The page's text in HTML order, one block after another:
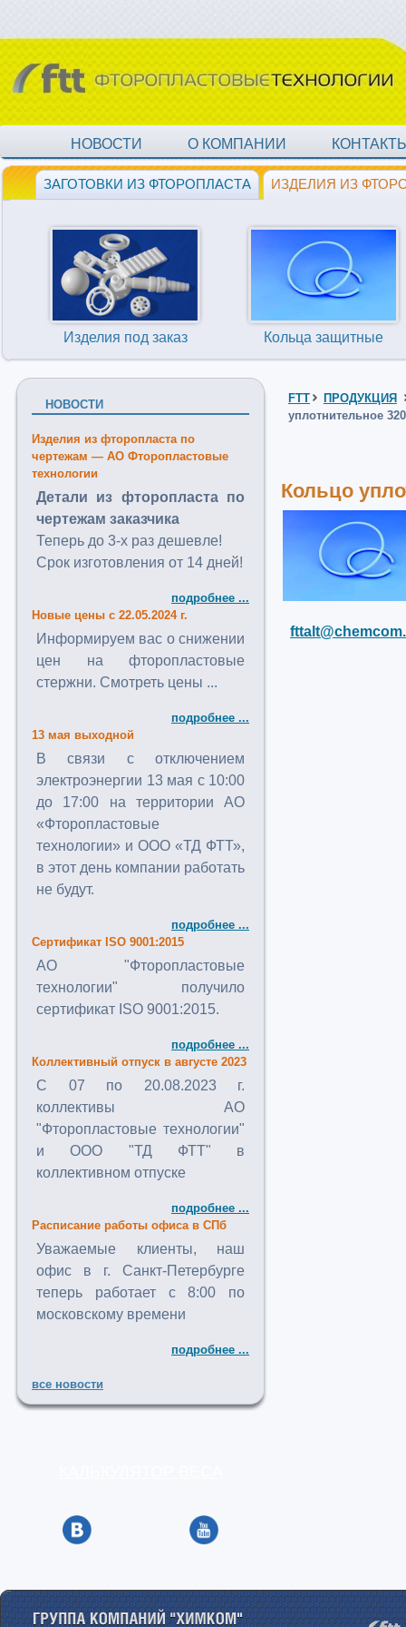
НОВОСТИ О КОМПАНИИ
ЗАГОТОВКИ ИЗ ФТОРОПЛАСТА ИЗДЕЛИЯ ИЗ
Изделия под заказ Кольца защитные
НОВОСТИ
Изделия из фторопласта по
чертежам — АО Фторопластовые
технологии
Детали из фторопласта по
чертежам заказчика
Теперь до 3-х раз дешевле!
Срок изготовления от 14 дней!
подробнее ...
Новые цены с 22.05.2024 г.
Информируем вас о снижении
цен на фторопластовые
стержни. Смотреть цены ...
подробнее ...
13 мая выходной
В связи с отключением
электроэнергии 13 мая с 10:00
до 17:00 на территории АО
«Фторопластовые
технологии» и ООО «ТД ФТТ»,
в этот день компании работать
не будут.
подробнее ...
Сертификат ISO 9001:2015
АО "Фторопластовые
технологии" получило
сертификат ISO 9001:2015.
подробнее ...
Коллективный отпуск в августе 2023
C 07 по 20.08.2023 г.
коллективы АО
"Фторопластовые технологии"
и ООО "ТД ФТТ" в
коллективном отпуске
подробнее ...
Расписание работы офиса в СПб
Уважаемые клиенты, наш
офис в г. Санкт-Петербурге
теперь работает с 8:00 по
московскому времени
подробнее ...
все новости
FTT
ПРОДУКЦИЯ
уплотнительное
Кольцо